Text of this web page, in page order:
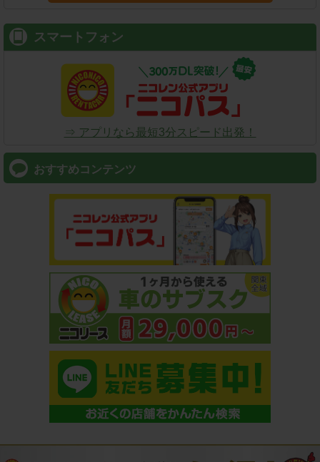
スマートフォン
⇒ アプリなら最短3分スピード出発！
おすすめコンテンツ